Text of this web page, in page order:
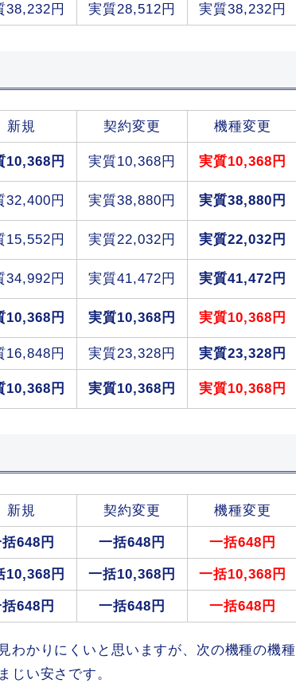
38,232円 実質28,512円 実質38,232円
新規 契約変更 機種変更
10,368円 実質10,368円 実質10,368円
32,400円 実質38,880円 実質38,880円
15,552円 実質22,032円 実質22,032円
34,992円 実質41,472円 実質41,472円
10,368円 実質10,368円 実質10,368円
16,848円 実質23,328円 実質23,328円
10,368円 実質10,368円 実質10,368円
新規 契約変更 機種変更
648円 一括648円 一括648円
10,368円 一括10,368円 一括10,368円
648円 一括648円 一括648円
わかりにくいと思いますが、次の機種の機種
じい安さです。